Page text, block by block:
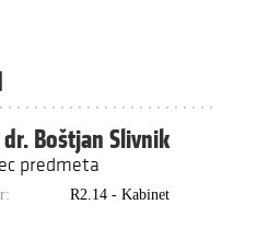
Boštjan Slivnik
predmeta
R2.14 - Kabinet